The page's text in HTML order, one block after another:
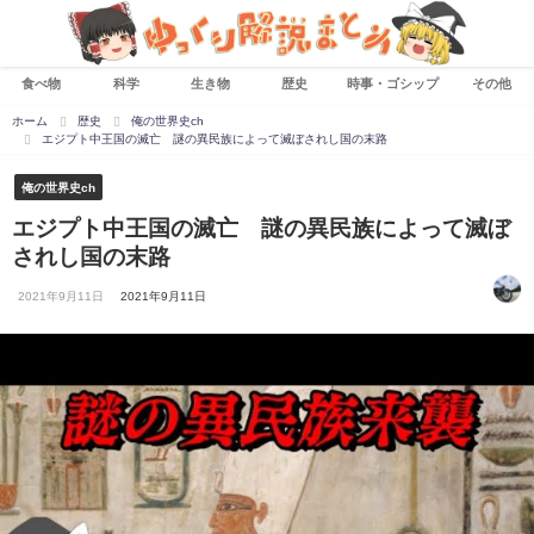
食べ物 科学 生き物 歴史 時事・ゴシップ その他
ホーム 歴史
俺の世界史ch
エジプト中王国の滅亡 謎の異民族によって滅ぼされし国の末路
俺の世界史ch
エジプト中王国の滅亡 謎の異民族によって滅ぼ
されし国の末路
2021年9月11日 2021年9月11日